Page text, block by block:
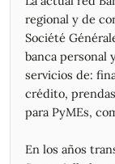
09/06/2026
08/06/2026
05/06/2026
04/06/2026
03/06/2026
02/06/2026
01/06/2026
28/05/2026
regional y de
Société
banca personal
servicios de:
crédito,
para PyMEs,
En los años